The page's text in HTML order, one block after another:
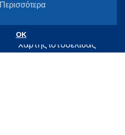
Περισσότερα
OK
Υγεία
Χάρτης ιστοσελίδας